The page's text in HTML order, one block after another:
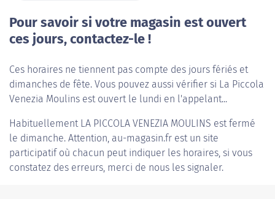
Pour savoir si votre magasin est ouvert
ces jours, contactez-le !
Ces horaires ne tiennent pas compte des jours fériés et
dimanches de fête. Vous pouvez aussi vérifier si La Piccola
Venezia Moulins est ouvert le lundi en l'appelant...
Habituellement LA PICCOLA VENEZIA MOULINS est fermé
le dimanche. Attention, au-magasin.fr est un site
participatif où chacun peut indiquer les horaires, si vous
constatez des erreurs, merci de nous les signaler.